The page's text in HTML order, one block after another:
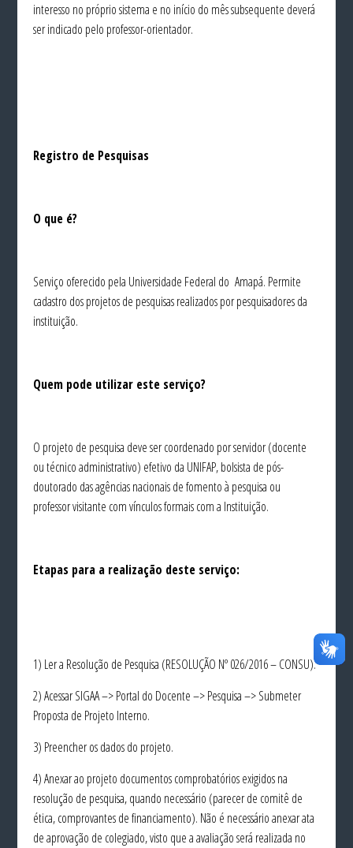
interesso no próprio sistema e no início do mês subsequente deverá
ser indicado pelo professor-orientador.
Registro de Pesquisas
O que é?
Serviço oferecido pela Universidade Federal do Amapá. Permite
cadastro dos projetos de pesquisas realizados por pesquisadores da
instituição.
Quem pode utilizar este serviço?
O projeto de pesquisa deve ser coordenado por servidor (docente
ou técnico administrativo) efetivo da UNIFAP, bolsista de pós-
doutorado das agências nacionais de fomento à pesquisa ou
professor visitante com vínculos formais com a Instituição.
Etapas para a realização deste serviço:
1) Ler a Resolução de Pesquisa (RESOLUÇÃO Nº 026/2016 – CONSU).
2) Acessar SIGAA –> Portal do Docente –> Pesquisa –> Submeter
Proposta de Projeto Interno.
3) Preencher os dados do projeto.
4) Anexar ao projeto documentos comprobatórios exigidos na
resolução de pesquisa, quando necessário (parecer de comitê de
ética, comprovantes de financiamento). Não é necessário anexar ata
de aprovação de colegiado, visto que a avaliação será realizada no